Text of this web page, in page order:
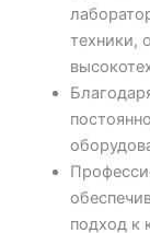
техники,
подход к